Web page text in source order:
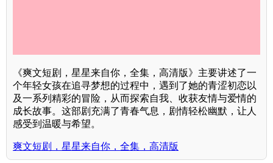
《爽文短剧，星星来自你，全集，高清版》主要讲述了一
个年轻女孩在追寻梦想的过程中，遇到了她的青涩初恋以
及一系列精彩的冒险，从而探索自我、收获友情与爱情的
成长故事。这部剧充满了青春气息，剧情轻松幽默，让人
感受到温暖与希望。
爽文短剧，星星来自你，全集，高清版